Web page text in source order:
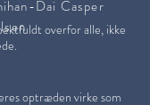
Dai Casper
overfor alle, ikke
optræden virke som